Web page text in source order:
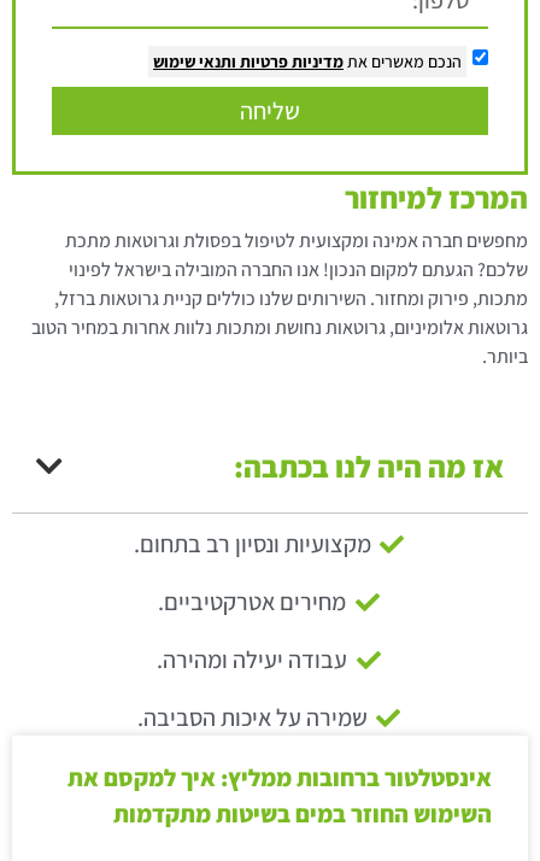
הנכם מאשרים אתמדיניות פרטיות ותנאי שימוש
שליחה
המרכז למיחזור
מחפשים חברה אמינה ומקצועית לטיפול בפסולת וגרוטאות מתכת
שלכם? הגעתם למקום הנכון! אנו החברה המובילה בישראל לפינוי
מתכות, פירוק ומחזור. השירותים שלנו כוללים קניית גרוטאות ברזל,
גרוטאות אלומיניום, גרוטאות נחושת ומתכות נלוות אחרות במחיר הטוב
ביותר.
אז מה היה לנו בכתבה:
מקצועיות ונסיון רב בתחום.
מחירים אטרקטיביים.
עבודה יעילה ומהירה.
שמירה על איכות הסביבה.
אינסטלטור ברחובות ממליץ: איך למקסם את
השימוש החוזר במים בשיטות מתקדמות